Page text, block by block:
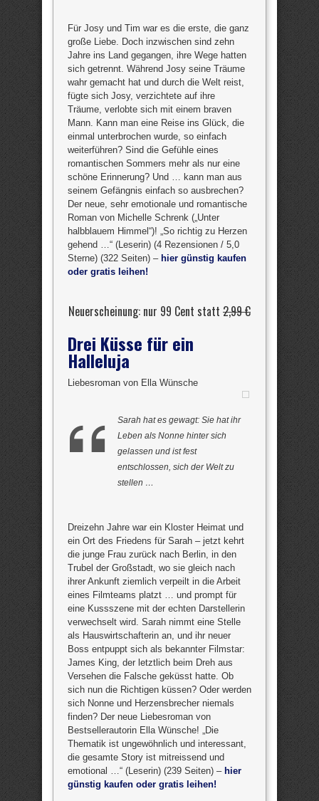
Für Josy und Tim war es die erste, die ganz
große Liebe. Doch inzwischen sind zehn
Jahre ins Land gegangen, ihre Wege hatten
sich getrennt. Während Josy seine Träume
wahr gemacht hat und durch die Welt reist,
fügte sich Josy, verzichtete auf ihre
Träume, verlobte sich mit einem braven
Mann. Kann man eine Reise ins Glück, die
einmal unterbrochen wurde, so einfach
weiterführen? Sind die Gefühle eines
romantischen Sommers mehr als nur eine
schöne Erinnerung? Und … kann man aus
seinem Gefängnis einfach so ausbrechen?
Der neue, sehr emotionale und romantische
Roman von Michelle Schrenk („Unter
halbblauem Himmel“)! „So richtig zu Herzen
gehend …“ (Leserin) (4 Rezensionen / 5,0
Sterne) (322 Seiten) – hier günstig kaufen
oder gratis leihen!
Neuerscheinung: nur 99 Cent statt 2,99 €
Drei Küsse für ein
Halleluja
Liebesroman von Ella Wünsche
Sarah hat es gewagt: Sie hat ihr
Leben als Nonne hinter sich
gelassen und ist fest
entschlossen, sich der Welt zu
stellen …
Dreizehn Jahre war ein Kloster Heimat und
ein Ort des Friedens für Sarah – jetzt kehrt
die junge Frau zurück nach Berlin, in den
Trubel der Großstadt, wo sie gleich nach
ihrer Ankunft ziemlich verpeilt in die Arbeit
eines Filmteams platzt … und prompt für
eine Kussszene mit der echten Darstellerin
verwechselt wird. Sarah nimmt eine Stelle
als Hauswirtschafterin an, und ihr neuer
Boss entpuppt sich als bekannter Filmstar:
James King, der letztlich beim Dreh aus
Versehen die Falsche geküsst hatte. Ob
sich nun die Richtigen küssen? Oder werden
sich Nonne und Herzensbrecher niemals
finden? Der neue Liebesroman von
Bestsellerautorin Ella Wünsche! „Die
Thematik ist ungewöhnlich und interessant,
die gesamte Story ist mitreissend und
emotional …“ (Leserin) (239 Seiten) – hier
günstig kaufen oder gratis leihen!